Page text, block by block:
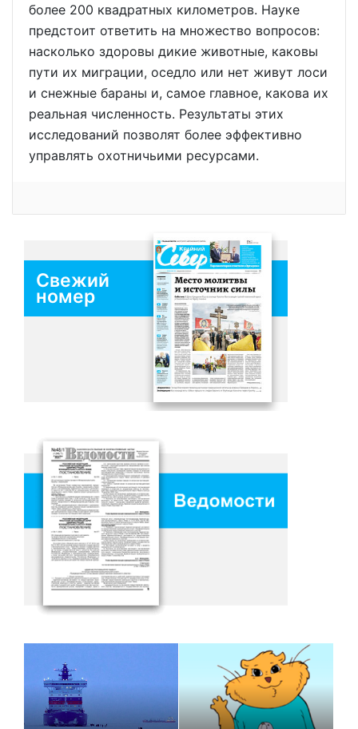
более 200 квадратных километров. Науке
предстоит ответить на множество вопросов:
насколько здоровы дикие животные, каковы
пути их миграции, оседло или нет живут лоси
и снежные бараны и, самое главное, какова их
реальная численность. Результаты этих
исследований позволят более эффективно
управлять охотничьими ресурсами.
Свежий
номер